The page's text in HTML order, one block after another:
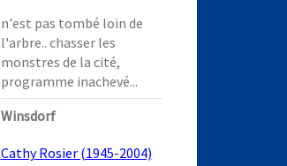
n'est pas tombé loin de
l'arbre.. chasser les
monstres de la cité,
programme inachevé...
Winsdorf
Cathy Rosier (1945-2004)